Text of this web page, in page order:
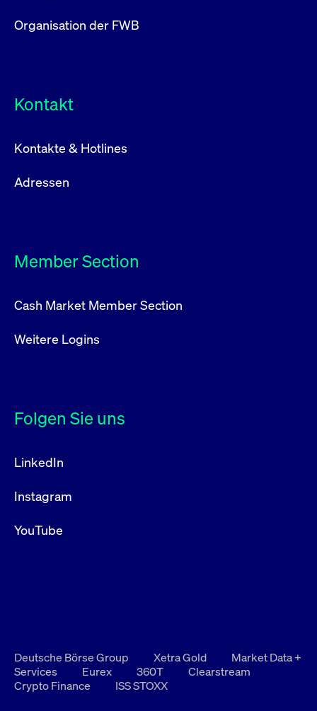
Organisation der FWB
Kontakt
Kontakte & Hotlines
Adressen
Member Section
Cash Market Member Section
Weitere Logins
Folgen Sie uns
LinkedIn
Instagram
YouTube
Deutsche Börse Group Xetra Gold
Market Data +
Services
Eurex 360T
Clearstream
Crypto Finance
ISS STOXX